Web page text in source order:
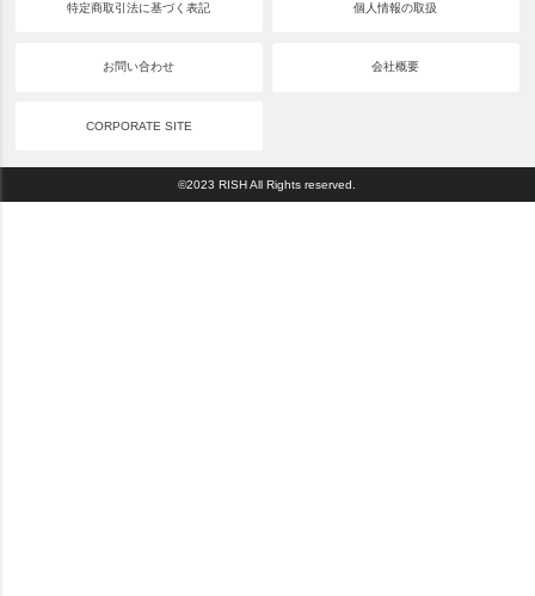
特定商取引法に基づく表記 個人情報の取扱
お問い合わせ 会社概要
CORPORATE SITE
©2023 RISH All Rights reserved.